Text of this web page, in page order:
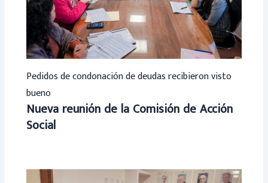
Pedidos de condonación de deudas recibieron visto
bueno
Nueva reunión de la Comisión de Acción
Social